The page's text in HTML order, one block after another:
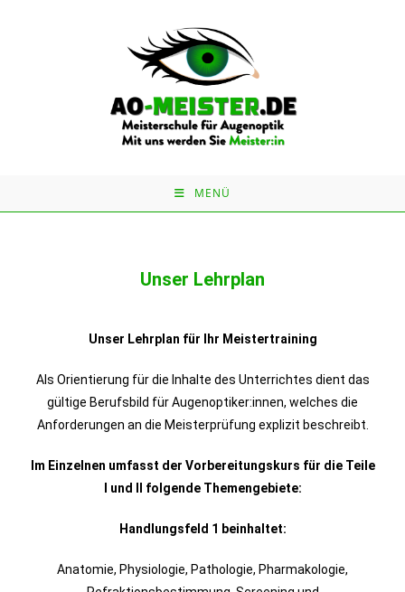
MENÜ
Unser Lehrplan
Unser Lehrplan für Ihr Meistertraining
Als Orientierung für die Inhalte des Unterrichtes dient das
gültige Berufsbild für Augenoptiker:innen, welches die
Anforderungen an die Meisterprüfung explizit beschreibt.
Im Einzelnen umfasst der Vorbereitungskurs für die Teile
I und II folgende Themengebiete:
Handlungsfeld 1 beinhaltet:
Anatomie, Physiologie, Pathologie, Pharmakologie,